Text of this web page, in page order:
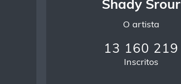
Shady Srour
O artista
13 160 219
Inscritos